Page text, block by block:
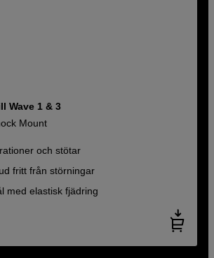
till Wave 1 & 3
Mount
och stötar
fritt från störningar
med elastisk fjädring